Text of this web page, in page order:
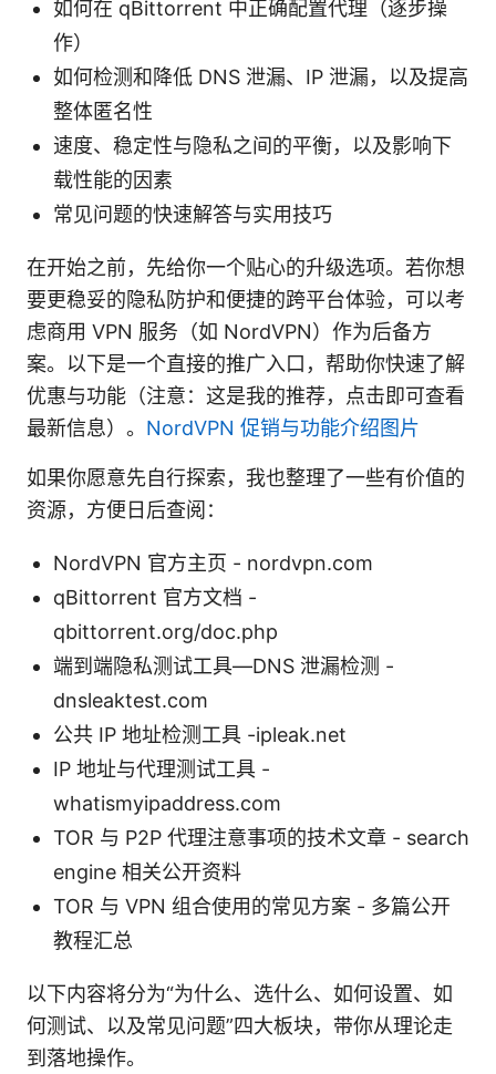
如何在 qBittorrent 中正确配置代理（逐步操
作）
如何检测和降低 DNS 泄漏、IP 泄漏，以及提高
整体匿名性
速度、稳定性与隐私之间的平衡，以及影响下
载性能的因素
常见问题的快速解答与实用技巧
在开始之前，先给你一个贴心的升级选项。若你想
要更稳妥的隐私防护和便捷的跨平台体验，可以考
虑商用 VPN 服务（如 NordVPN）作为后备方
案。以下是一个直接的推广入口，帮助你快速了解
优惠与功能（注意：这是我的推荐，点击即可查看
最新信息）。 NordVPN 促销与功能介绍图片
如果你愿意先自行探索，我也整理了一些有价值的
资源，方便日后查阅：
NordVPN 官方主页 - nordvpn.com
qBittorrent 官方文档 -
qbittorrent.org/doc.php
端到端隐私测试工具—DNS 泄漏检测 -
dnsleaktest.com
公共 IP 地址检测工具 -ipleak.net
IP 地址与代理测试工具 -
whatismyipaddress.com
TOR 与 P2P 代理注意事项的技术文章 - search
engine 相关公开资料
TOR 与 VPN 组合使用的常见方案 - 多篇公开
教程汇总
以下内容将分为“为什么、选什么、如何设置、如
何测试、以及常见问题”四大板块，带你从理论走
到落地操作。